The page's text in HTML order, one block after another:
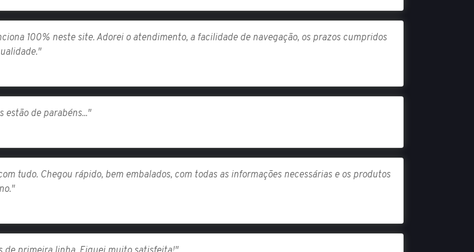
100% neste site. Adorei o atendimento, a facilidade de navegação, os prazos cumpridos
estão de parabéns..."
tudo. Chegou rápido, bem embalados, com todas as informações necessárias e os produtos